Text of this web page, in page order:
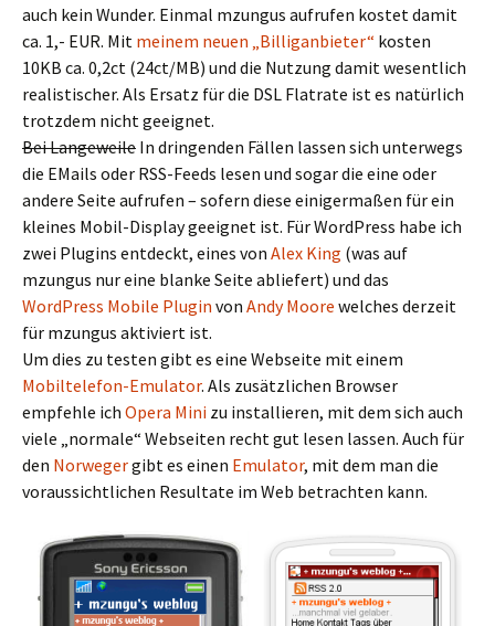
auch kein Wunder. Einmal mzungus aufrufen kostet damit
ca. 1,- EUR. Mit meinem neuen „Billiganbieter“ kosten
10KB ca. 0,2ct (24ct/MB) und die Nutzung damit wesentlich
realistischer. Als Ersatz für die DSL Flatrate ist es natürlich
trotzdem nicht geeignet.
Bei Langeweile In dringenden Fällen lassen sich unterwegs
die EMails oder RSS-Feeds lesen und sogar die eine oder
andere Seite aufrufen – sofern diese einigermaßen für ein
kleines Mobil-Display geeignet ist. Für WordPress habe ich
zwei Plugins entdeckt, eines von Alex King (was auf
mzungus nur eine blanke Seite abliefert) und das
WordPress Mobile Plugin von Andy Moore welches derzeit
für mzungus aktiviert ist.
Um dies zu testen gibt es eine Webseite mit einem
Mobiltelefon-Emulator. Als zusätzlichen Browser
empfehle ich Opera Mini zu installieren, mit dem sich auch
viele „normale“ Webseiten recht gut lesen lassen. Auch für
den Norwegergibt es einen Emulator, mit dem man die
voraussichtlichen Resultate im Web betrachten kann.